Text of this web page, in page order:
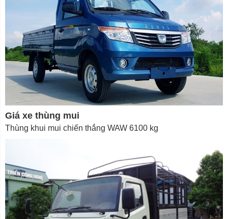
Giá xe thùng mui
Thùng khui mui chiến thắng WAW 6100 kg